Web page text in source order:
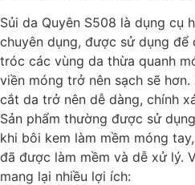
Sủi da Quyên S508 là dụng cụ
chuyên dụng, được sử dụng
tróc các vùng da thừa quanh
viền móng trở nên sạch sẽ
cắt da trở nên dễ dàng, chính
Sản phẩm thường được sử
khi bôi kem làm mềm móng
đã được làm mềm và dễ xử lý.
mang lại nhiều lợi ích: